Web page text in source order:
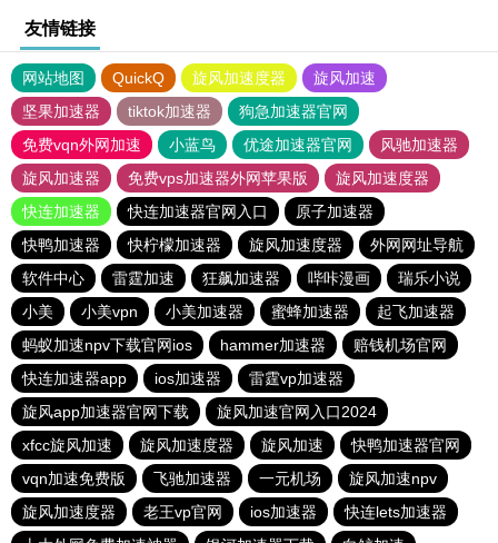
友情链接
网站地图 QuickQ 旋风加速度器
旋风加速
坚果加速器
tiktok加速器
狗急加速器官网
免费vqn外网加速
小蓝鸟 优途加速器官网
风驰加速器
旋风加速器
免费vps加速器外网苹果版
旋风加速度器
快连加速器
快连加速器官网入口
原子加速器
快鸭加速器
快柠檬加速器 旋风加速度器
外网网址导航
软件中心
雷霆加速 狂飙加速器 哔咔漫画
瑞乐小说
小美
小美vpn 小美加速器 蜜蜂加速器
起飞加速器
蚂蚁加速npv下载官网ios
hammer加速器
赔钱机场官网
快连加速器app
ios加速器
雷霆vp加速器
旋风app加速器官网下载
旋风加速官网入口2024
xfcc旋风加速
旋风加速度器 旋风加速
快鸭加速器官网
vqn加速免费版
飞驰加速器 一元机场
旋风加速npv
旋风加速度器
老王vp官网 ios加速器
快连lets加速器